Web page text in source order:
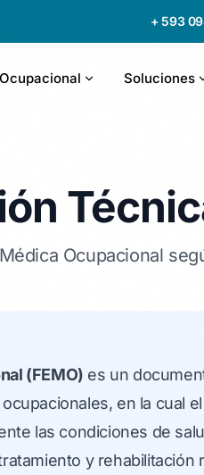
+ 593
Soluciones
Ocupacional
(FEMO) es un
en la cual
las condiciones de
y